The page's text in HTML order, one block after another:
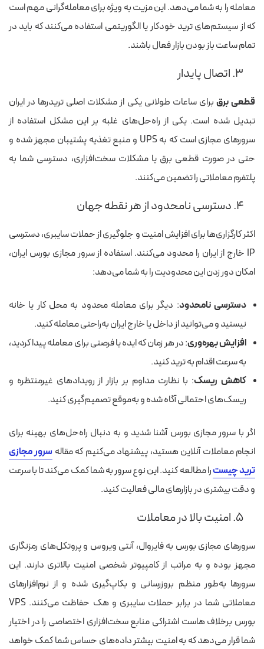
معامله را به شما می‌دهد. این مزیت به ویژه برای معامله‌گرانی مهم است
که از سیستم‌های ترید خودکار یا الگوریتمی استفاده می‌کنند که باید در
تمام ساعت باز بودن بازار فعال باشند.
۳. اتصال پایدار
قطعی برق برای ساعات طولانی یکی از مشکلات اصلی تریدرها در ایران
تبدیل شده است. یکی از راه‌حل‌های غلبه بر این مشکل استفاده از
سرورهای مجازی است که به UPS و منبع تغذیه پشتیبان مجهز شده و
حتی در صورت قطعی برق یا مشکلات سخت‌افزاری، دسترسی شما به
پلتفرم معاملاتی را تضمین می‌کنند.
۴. دسترسی نامحدود از هر نقطه جهان
اکثر کارگزاری‌ها برای افزایش امنیت و جلوگیری از حملات سایبری، دسترسی
IP خارج از ایران را محدود می‌کنند. استفاده از سرور مجازی بورس ایران،
امکان دور زدن این محدودیت را به شما می‌دهد:
دسترسی نامحدود: دیگر برای معامله محدود به محل کار یا خانه
نیستید و می‌توانید از داخل یا خارج ایران به‌راحتی معامله کنید.
افزایش بهره‌وری: در هر زمان که ایده یا فرصتی برای معامله پیدا کردید،
به سرعت اقدام به ترید کنید.
کاهش ریسک: با نظارت مداوم بر بازار از رویدادهای غیرمنتظره و
ریسک‌های احتمالی آگاه شده و به‌موقع تصمیم‌گیری کنید.
اگر با سرور مجازی بورس آشنا شدید و به دنبال راه‌حل‌های بهینه برای
انجام معاملات آنلاین هستید، پیشنهاد می‌کنیم که مقاله سرور مجازی
ترید چیسترا مطالعه کنید. این نوع سرور به شما کمک می‌کند تا با سرعت
و دقت بیشتری در بازارهای مالی فعالیت کنید.
۵. امنیت بالا در معاملات
سرورهای مجازی بورس به فایروال، آنتی ویروس و پروتکل‌‌های رمزنگاری
مجهز بوده و به مراتب از کامپیوتر شخصی امنیت بالاتری دارند. این
سرورها به‌طور منظم بروزرسانی و بکاپ‌گیری شده و از نرم‌افزارهای
معاملاتی شما در برابر حملات سایبری و هک حفاظت می‌کنند. VPS
بورس برخلاف هاست اشتراکی منابع سخت‌افزاری اختصاصی را در اختیار
شما قرار می‌دهد که به امنیت بیشتر داده‌های حساس شما کمک خواهد